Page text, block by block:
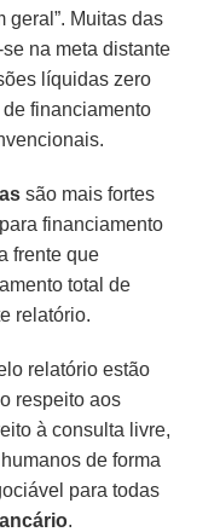
geral”. Muitas das
na meta distante
líquidas zero
financiamento
são mais fortes
financiamento
frente que
total de
relatório.
relatório estão
respeito aos
à consulta livre,
de forma
para todas
.